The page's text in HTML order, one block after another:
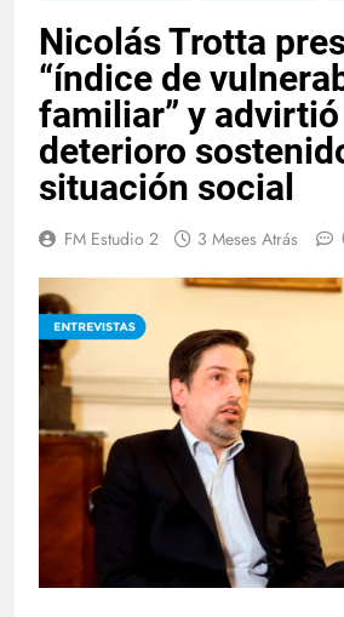
Nicolás Trotta
“índice de
familiar” y
deterioro
situación social
FM Estudio 2 3 Meses Atrás